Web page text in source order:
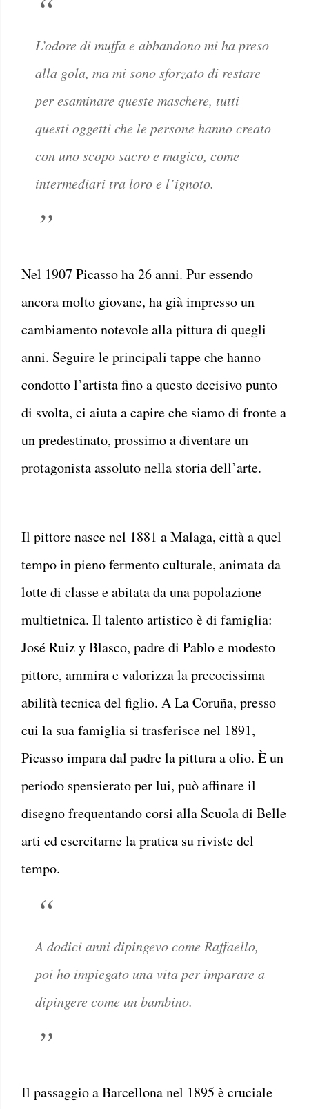
L’odore di muffa e abbandono mi ha preso
alla gola, ma mi sono sforzato di restare
per esaminare queste maschere, tutti
questi oggetti che le persone hanno creato
con uno scopo sacro e magico, come
intermediari tra loro e l’ignoto.
Nel 1907 Picasso ha 26 anni. Pur essendo
ancora molto giovane, ha già impresso un
cambiamento notevole alla pittura di quegli
anni. Seguire le principali tappe che hanno
condotto l’artista fino a questo decisivo punto
di svolta, ci aiuta a capire che siamo di fronte a
un predestinato, prossimo a diventare un
protagonista assoluto nella storia dell’arte.
Il pittore nasce nel 1881 a Malaga, città a quel
tempo in pieno fermento culturale, animata da
lotte di classe e abitata da una popolazione
multietnica. Il talento artistico è di famiglia:
José Ruiz y Blasco, padre di Pablo e modesto
pittore, ammira e valorizza la precocissima
abilità tecnica del figlio. A La Coruña, presso
cui la sua famiglia si trasferisce nel 1891,
Picasso impara dal padre la pittura a olio. È un
periodo spensierato per lui, può affinare il
disegno frequentando corsi alla Scuola di Belle
arti ed esercitarne la pratica su riviste del
tempo.
A dodici anni dipingevo come Raffaello,
poi ho impiegato una vita per imparare a
dipingere come un bambino.
Il passaggio a Barcellona nel 1895 è cruciale